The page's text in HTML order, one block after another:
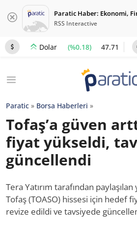
Paratic Haber: Ekonomi,
RSS Interactive
Dolar (%0.18) 47.71
Paratic » Borsa Haberleri »
Tofaş’a güven
fiyat yükseldi,
güncellendi
Tera Yatırım tarafından
Tofaş (TOASO) hissesi için hedef
revize edildi ve tavsiyede